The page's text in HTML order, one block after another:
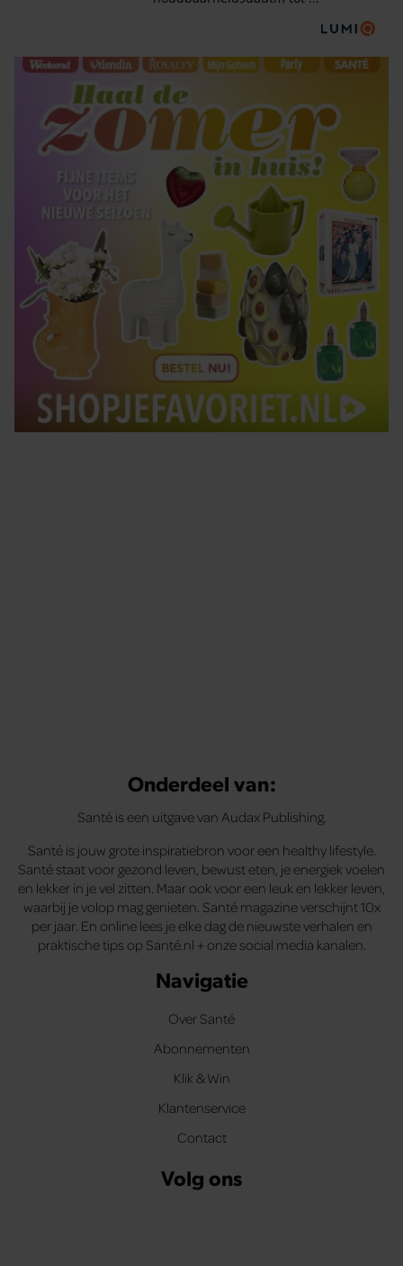
Onderdeel van:
Santé is een uitgave van Audax Publishing.
Santé is jouw grote inspiratiebron voor een healthy lifestyle.
Santé staat voor gezond leven, bewust eten, je energiek voelen
en lekker in je vel zitten. Maar ook voor een leuk en lekker leven,
waarbij je volop mag genieten. Santé magazine verschijnt 10x
per jaar. En online lees je elke dag de nieuwste verhalen en
praktische tips op Santé.nl + onze social media kanalen.
Navigatie
Over Santé
Abonnementen
Klik & Win
Klantenservice
Contact
Volg ons